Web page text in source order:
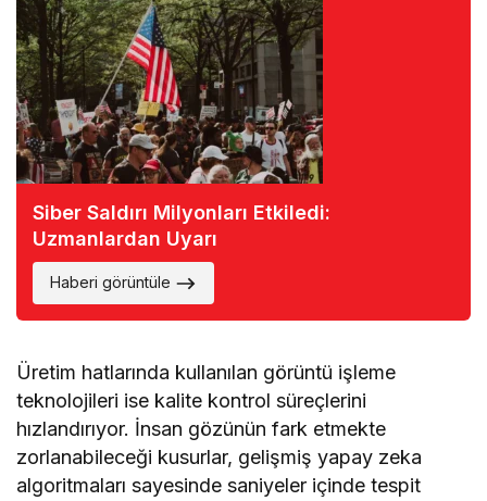
Siber Saldırı Milyonları Etkiledi:
Uzmanlardan Uyarı
Haberi görüntüle
Üretim hatlarında kullanılan görüntü işleme
teknolojileri ise kalite kontrol süreçlerini
hızlandırıyor. İnsan gözünün fark etmekte
zorlanabileceği kusurlar, gelişmiş yapay zeka
algoritmaları sayesinde saniyeler içinde tespit